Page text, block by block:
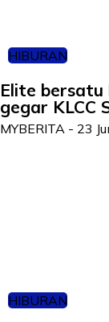
HIBURAN
Elite bersatu
gegar KLCC
MYBERITA - 23
HIBURAN